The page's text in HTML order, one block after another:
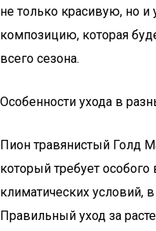
не только красивую, но
композицию, которая
всего сезона.
Особенности ухода в
Пион травянистый Голд
который требует
климатических условий,
Правильный уход за